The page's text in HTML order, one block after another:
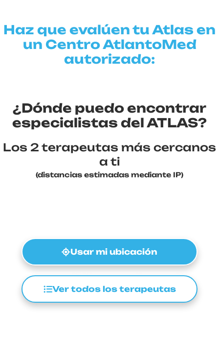
Haz que evalúen tu Atlas en
un Centro AtlantoMed
autorizado:
¿Dónde puedo encontrar
especialistas del ATLAS?
Los 2 terapeutas más cercanos
a ti
(distancias estimadas mediante IP)
Usar mi ubicación
Ver todos los terapeutas